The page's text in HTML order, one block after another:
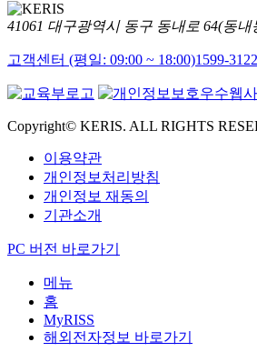
41061 대구광역시 동구 동내로 64(동내
고객센터 (평일: 09:00 ~ 18:00)1599-3122
Copyright© KERIS. ALL RIGHTS
이용약관
개인정보처리방침
개인정보 재동의
기관소개
PC 버전 바로가기
메뉴
홈
MyRISS
해외전자정보 바로가기